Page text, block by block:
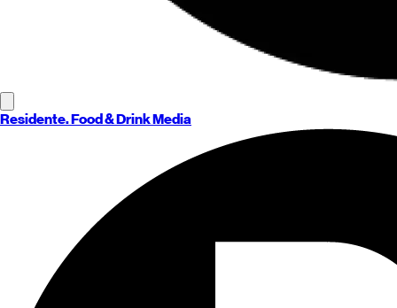
Residente. Food & Drink Media